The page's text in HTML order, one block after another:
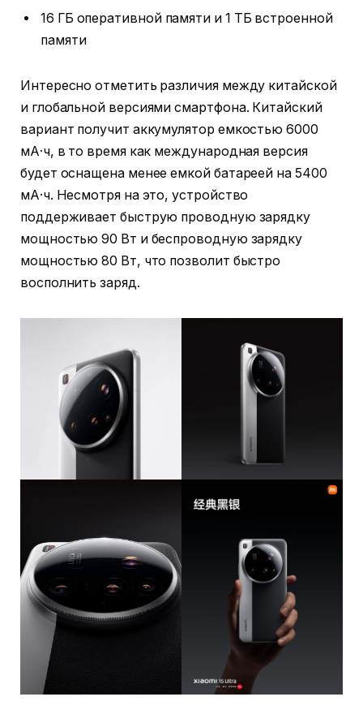
16 ГБ оперативной памяти и 1 ТБ встроенной
памяти
Интересно отметить различия между китайской
и глобальной версиями смартфона. Китайский
вариант получит аккумулятор емкостью 6000
мА·ч, в то время как международная версия
будет оснащена менее емкой батареей на 5400
мА·ч. Несмотря на это, устройство
поддерживает быструю проводную зарядку
мощностью 90 Вт и беспроводную зарядку
мощностью 80 Вт, что позволит быстро
восполнить заряд.